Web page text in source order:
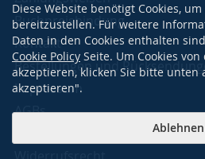
Buchpreisbindung
Kontakt
Bestellungen und
Impressum
AGBs
Diese Website benötigt Cookies,
bereitzustellen. Für weitere
Daten in den Cookies enthalten
Cookie Policy Seite. Um Cookies
akzeptieren, klicken Sie bitte unten
akzeptieren".
Ablehnen